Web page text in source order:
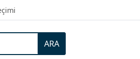
ARA